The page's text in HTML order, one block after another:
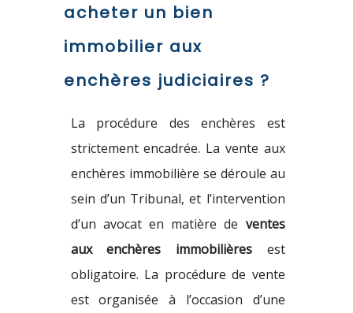
acheter un bien
immobilier aux
enchères judiciaires ?
La procédure
des enchères est
strictement encadrée. La vente aux
enchères immobilière se déroule au
sein d’un Tribunal, et l’intervention
d’un avocat en matière de ventes
aux enchères immobilièresest
obligatoire. La procédure de vente
est organisée à l’occasion d’une